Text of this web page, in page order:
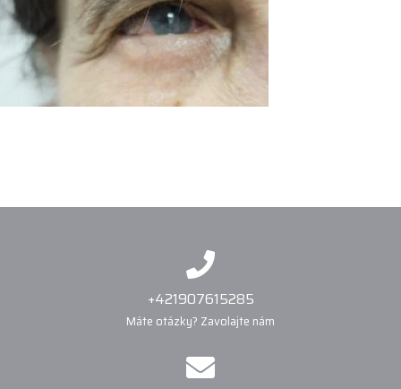
+421907615285
Máte otázky? Zavolajte nám